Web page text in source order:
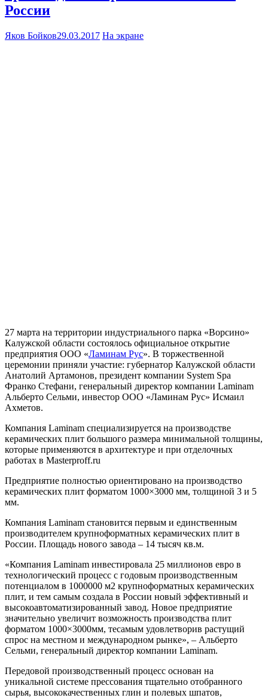
России
Яков Бойков29.03.2017 На экране
27 марта на территории индустриального парка «Ворсино»
Калужской области состоялось официальное открытие
предприятия ООО «Ламинам Рус». В торжественной
церемонии приняли участие: губернатор Калужской области
Анатолий Артамонов, президент компании System Spa
Франко Стефани, генеральный директор компании Laminam
Альберто Сельми, инвестор ООО «Ламинам Рус» Исмаил
Ахметов.
Компания Laminam специализируется на производстве
керамических плит большого размера минимальной толщины,
которые применяются в архитектуре и при отделочных
работах в Masterproff.ru
Предприятие полностью ориентировано на производство
керамических плит форматом 1000×3000 мм, толщиной 3 и 5
мм.
Компания Laminam становится первым и единственным
производителем крупноформатных керамических плит в
России. Площадь нового завода – 14 тысяч кв.м.
«Компания Laminam инвестировала 25 миллионов евро в
технологический процесс с годовым производственным
потенциалом в 1000000 м2 крупноформатных керамических
плит, и тем самым создала в России новый эффективный и
высокоавтоматизированный завод. Новое предприятие
значительно увеличит возможность производства плит
форматом 1000×3000мм, тесамым удовлетворив растущий
спрос на местном и международном рынке», – Альберто
Сельми, генеральный директор компании Laminam.
Передовой производственный процесс основан на
уникальной системе прессования тщательно отобранного
сырья, высококачественных глин и полевых шпатов,